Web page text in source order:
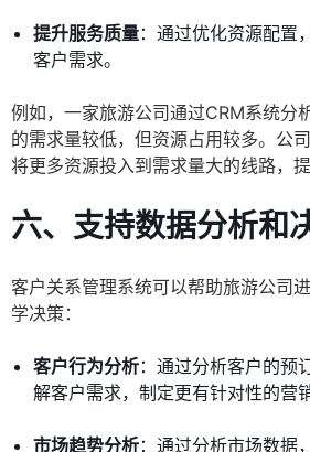
提升服务质量：通过优化资源配置
客户需求。
例如，一家旅游公司通过CRM系统分
的需求量较低，但资源占用较多。公
将更多资源投入到需求量大的线路，
六、支持数据分析和
客户关系管理系统可以帮助旅游公司
学决策：
客户行为分析：通过分析客户的预
解客户需求，制定更有针对性的营
市场趋势分析：通过分析市场数据